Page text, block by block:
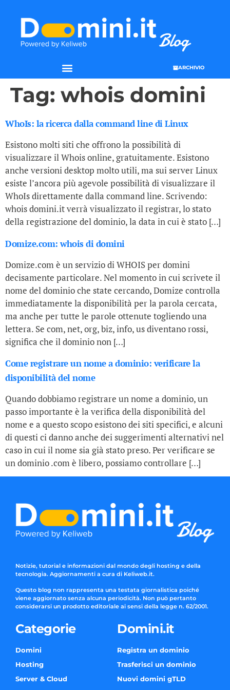
ARCHIVIO
Tag: whois domini
WhoIs: la ricerca dalla command line di Linux
Esistono molti siti che offrono la possibilità di
visualizzare il Whois online, gratuitamente. Esistono
anche versioni desktop molto utili, ma sui server Linux
esiste l’ancora più agevole possibilità di visualizzare il
WhoIs direttamente dalla command line. Scrivendo:
whois domini.it verrà visualizzato il registrar, lo stato
della registrazione del dominio, la data in cui è stato […]
Domize.com: whois di domini
Domize.com è un servizio di WHOIS per domini
decisamente particolare. Nel momento in cui scrivete il
nome del dominio che state cercando, Domize controlla
immediatamente la disponibilità per la parola cercata,
ma anche per tutte le parole ottenute togliendo una
lettera. Se com, net, org, biz, info, us diventano rossi,
significa che il dominio non […]
Come registrare un nome a dominio: verificare la
disponibilità del nome
Quando dobbiamo registrare un nome a dominio, un
passo importante è la verifica della disponibilità del
nome e a questo scopo esistono dei siti specifici, e alcuni
di questi ci danno anche dei suggerimenti alternativi nel
caso in cui il nome sia già stato preso. Per verificare se
un dominio .com è libero, possiamo controllare […]
Notizie, tutorial e informazioni dal mondo degli hosting e della
tecnologia. Aggiornamenti a cura di Keliweb.it.
Questo blog non rappresenta una testata giornalistica poiché
viene aggiornato senza alcuna periodicità. Non può pertanto
considerarsi un prodotto editoriale ai sensi della legge n. 62/2001.
Categorie
Domini
Hosting
Server & Cloud
Domini.it
Registra un dominio
Trasferisci un dominio
Nuovi domini gTLD